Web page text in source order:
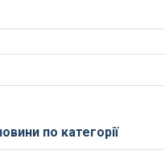
по категорії